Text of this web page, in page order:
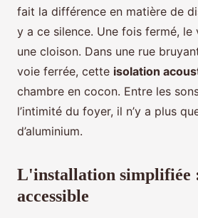
fait la différence en matière de
y a ce silence. Une fois fermé,
une cloison. Dans une rue
voie ferrée, cette isolation
chambre en cocon. Entre les
l’intimité du foyer, il n’y a plus
d’aluminium.
L'installation simplifiée
accessible